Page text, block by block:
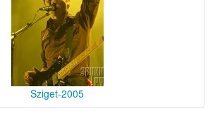
Sziget-2005